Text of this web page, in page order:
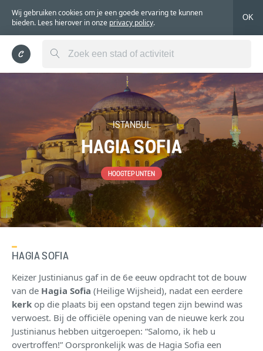
Wij gebruiken cookies om je een goede ervaring te kunnen
bieden. Lees hierover in onze privacy policy.
OK
ISTANBUL
HAGIA SOFIA
HOOGTEPUNTEN
HAGIA SOFIA
Keizer Justinianus gaf in de 6e eeuw opdracht tot de bouw
van de Hagia Sofia (Heilige Wijsheid), nadat een eerdere
kerk op die plaats bij een opstand tegen zijn bewind was
verwoest. Bij de officiële opening van de nieuwe kerk zou
Justinianus hebben uitgeroepen: “Salomo, ik heb u
overtroffen!” Oorspronkelijk was de Hagia Sofia een